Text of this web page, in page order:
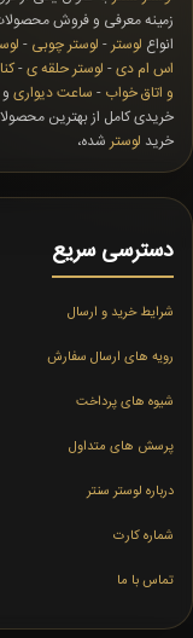
زمینه معرفی و فروش
انواع لوستر - لوستر چوبی -
اس ام دی- لوستر حلقه ی-
و اتاق خواب - ساعت دیواری و
خریدی کامل از بهترین
خرید لوستر شده،
دسترسی سریع
شرایط خرید و ارسال
رویه های ارسال سفارش
شیوه های پرداخت
پرسش های متداول
درباره لوستر سنتر
شماره کارت
تماس با ما